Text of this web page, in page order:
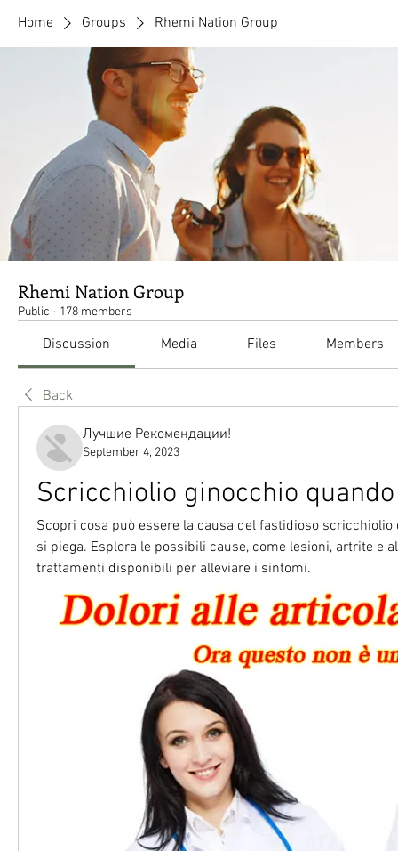
Home Groups Rhemi Nation Group
Rhemi Nation Group
Public · 178 members
Discussion Media Files Members
Back
Лучшие Рекомендации!
September 4, 2023
Scricchiolio ginocchio
Scopri cosa può essere la causa del fastidioso
si piega. Esplora le possibili cause, come lesioni, artrite e
trattamenti disponibili per alleviare i sintomi.